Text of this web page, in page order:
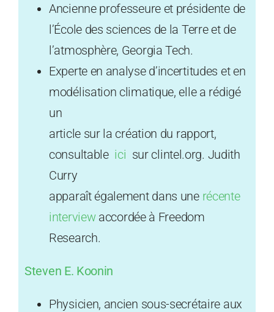
Ancienne professeure et présidente de
l’École des sciences de la Terre et de
l’atmosphère, Georgia Tech.
Experte en analyse d’incertitudes et en
modélisation climatique, elle a rédigé
un
article sur la création du rapport,
consultable ici sur clintel.org. Judith
Curry
apparaît également dans une récente
interviewaccordée à Freedom
Research.
Steven E. Koonin
Physicien, ancien sous-secrétaire aux